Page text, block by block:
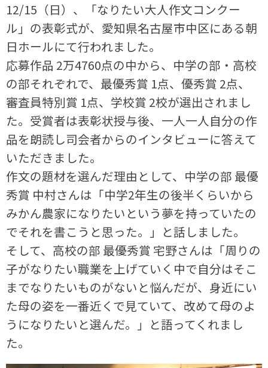
12/15（日）、「なりたい大人作文コンクー
ル」の表彰式が、愛知県名古屋市中区にある朝
日ホールにて行われました。
応募作品 2万4760点の中から、中学の部・高校
の部それぞれで、最優秀賞 1点、優秀賞 2点、
審査員特別賞 1点、学校賞 2校が選出されまし
た。受賞者は表彰状授与後、一人一人自分の作
品を朗読し司会者からのインタビューに答えて
いただきました。
作文の題材を選んだ理由として、中学の部 最優
秀賞 中村さんは「中学2年生の後半くらいから
みかん農家になりたいという夢を持っていたの
でそれを書こうと思った。」と話しました。
そして、高校の部 最優秀賞 宅野さんは「周りの
子がなりたい職業を上げていく中で自分はそこ
までなりたいものがないと悩んだが、身近にい
た母の姿を一番近くで見ていて、改めて母のよ
うになりたいと選んだ。」と語ってくれまし
た。